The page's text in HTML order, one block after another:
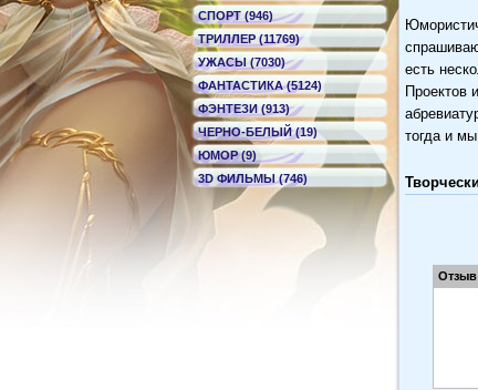
СПОРТ (946)
ТРИЛЛЕР (11769)
УЖАСЫ (7030)
ФАНТАСТИКА (5124)
ФЭНТЕЗИ (913)
ЧЕРНО-БЕЛЫЙ (19)
ЮМОР (9)
3D ФИЛЬМЫ (746)
есть
Проектов
тогда и